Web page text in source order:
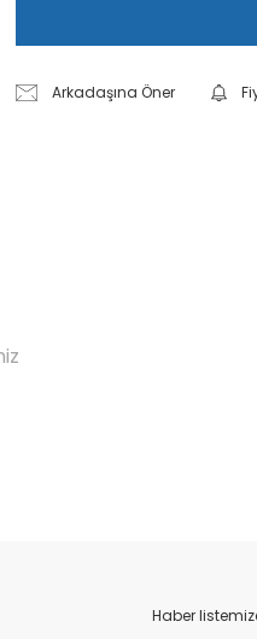
Arkadaşına Öner
Haber